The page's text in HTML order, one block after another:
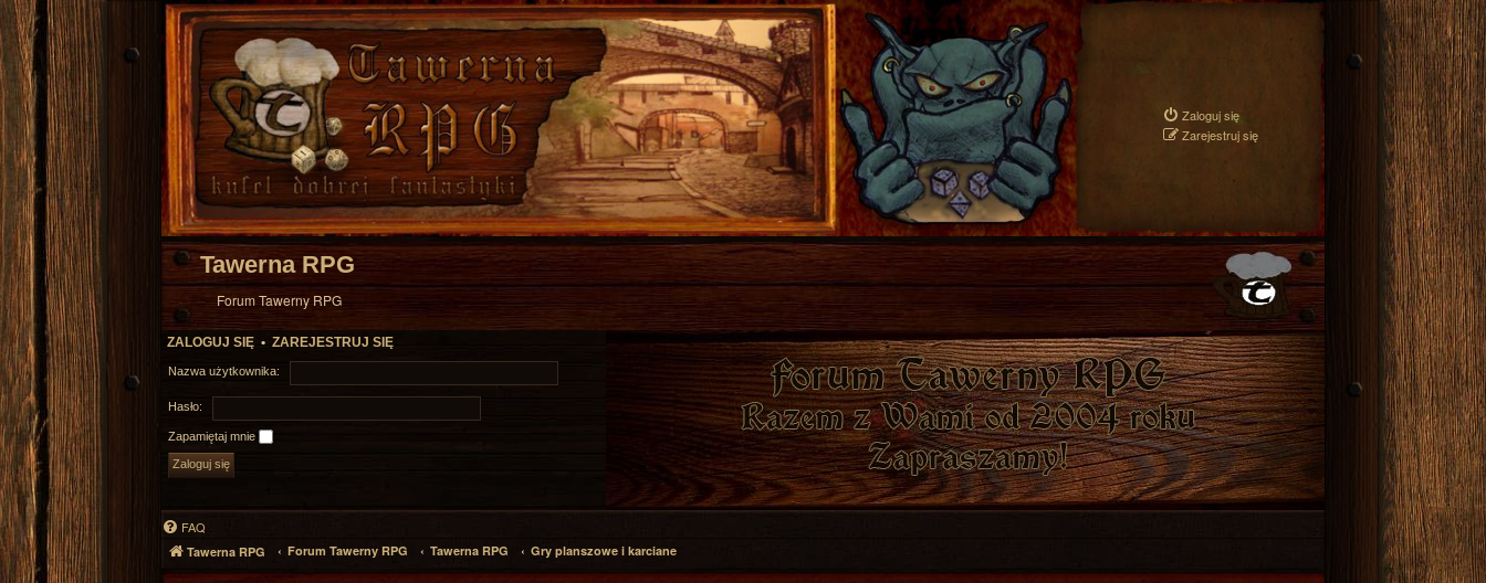
Zaloguj się
Zarejestruj się
Tawerna RPG
Forum Tawerny RPG
ZALOGUJ SIĘ • ZAREJESTRUJ SIĘ
Nazwa użytkownika:
Hasło:
Zapamiętaj mnie
FAQ
Tawerna RPG Forum Tawerny RPG Tawerna RPG Gry planszowe i karciane